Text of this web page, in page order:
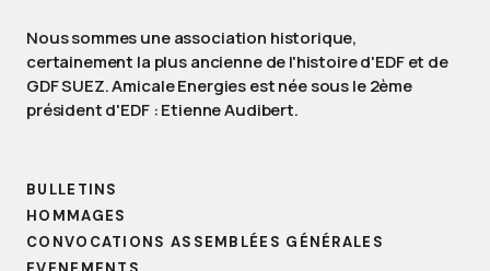
Nous sommes une association historique,
certainement la plus ancienne de l'histoire d'EDF et de
GDF SUEZ. Amicale Energies est née sous le 2ème
président d'EDF : Etienne Audibert.
BULLETINS
HOMMAGES
CONVOCATIONS ASSEMBLÉES GÉNÉRALES